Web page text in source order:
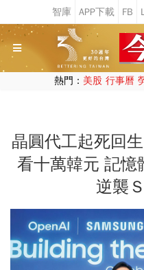
熱門： 美股 行事曆
晶圓代工起死回
看十萬韓元 記憶
逆襲